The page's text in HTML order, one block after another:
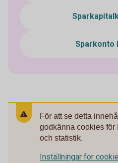
Sparkonto
För att se detta
godkänna cookies för
och statistik.
Inställningar för